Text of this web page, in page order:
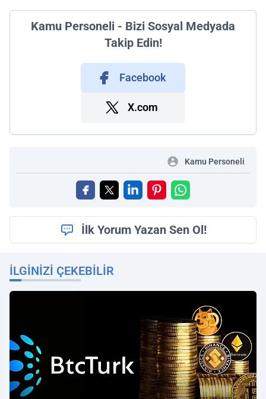
Kamu Personeli - Bizi Sosyal Medyada
Takip Edin!
Facebook
X.com
Kamu Personeli
İlk Yorum Yazan Sen Ol!
İLGINIZI ÇEKEBILIR